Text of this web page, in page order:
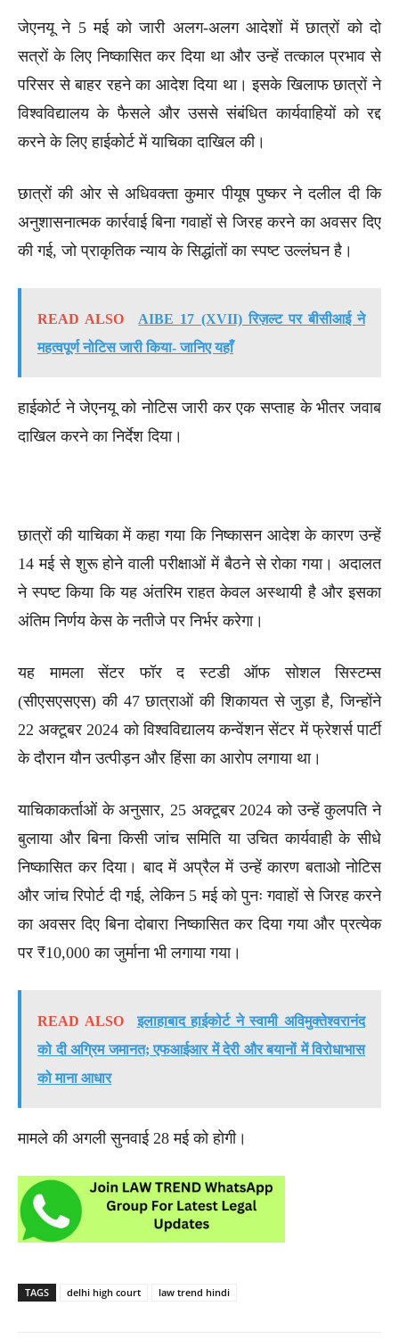
जेएनयू ने 5 मई को जारी अलग-अलग आदेशों में छात्रों को दो
सत्रों के लिए निष्कासित कर दिया था और उन्हें तत्काल प्रभाव से
परिसर से बाहर रहने का आदेश दिया था। इसके खिलाफ छात्रों ने
विश्वविद्यालय के फैसले और उससे संबंधित कार्यवाहियों को रद्द
करने के लिए हाईकोर्ट में याचिका दाखिल की।
छात्रों की ओर से अधिवक्ता कुमार पीयूष पुष्कर ने दलील दी कि
अनुशासनात्मक कार्रवाई बिना गवाहों से जिरह करने का अवसर दिए
की गई, जो प्राकृतिक न्याय के सिद्धांतों का स्पष्ट उल्लंघन है।
READ ALSO
AIBE 17 (XVII) रिज़ल्ट पर बीसीआई ने
महत्वपूर्ण नोटिस जारी किया- जानिए यहाँ
हाईकोर्ट ने जेएनयू को नोटिस जारी कर एक सप्ताह के भीतर जवाब
दाखिल करने का निर्देश दिया।
छात्रों की याचिका में कहा गया कि निष्कासन आदेश के कारण उन्हें
14 मई से शुरू होने वाली परीक्षाओं में बैठने से रोका गया। अदालत
ने स्पष्ट किया कि यह अंतरिम राहत केवल अस्थायी है और इसका
अंतिम निर्णय केस के नतीजे पर निर्भर करेगा।
यह मामला सेंटर फॉर द स्टडी ऑफ सोशल सिस्टम्स
(सीएसएसएस) की 47 छात्राओं की शिकायत से जुड़ा है, जिन्होंने
22 अक्टूबर 2024 को विश्वविद्यालय कन्वेंशन सेंटर में फ्रेशर्स पार्टी
के दौरान यौन उत्पीड़न और हिंसा का आरोप लगाया था।
याचिकाकर्ताओं के अनुसार, 25 अक्टूबर 2024 को उन्हें कुलपति ने
बुलाया और बिना किसी जांच समिति या उचित कार्यवाही के सीधे
निष्कासित कर दिया। बाद में अप्रैल में उन्हें कारण बताओ नोटिस
और जांच रिपोर्ट दी गई, लेकिन 5 मई को पुनः गवाहों से जिरह करने
का अवसर दिए बिना दोबारा निष्कासित कर दिया गया और प्रत्येक
पर ₹10,000 का जुर्माना भी लगाया गया।
READ ALSO
इलाहाबाद हाईकोर्ट ने स्वामी अविमुक्तेश्वरानंद
को दी अग्रिम जमानत; एफआईआर में देरी और बयानों में विरोधाभास
को माना आधार
मामले की अगली सुनवाई 28 मई को होगी।
TAGS delhi high court law trend hindi